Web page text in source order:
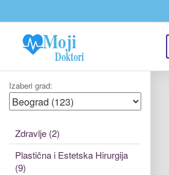
Izaberi grad:
Zdravlje (2)
Plastična i Estetska Hirurgija
(9)